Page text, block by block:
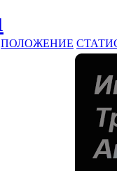
ПОЛОЖЕНИЕ